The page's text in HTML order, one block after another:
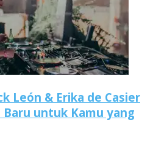
León & Erika de Casier
Baru untuk Kamu yang